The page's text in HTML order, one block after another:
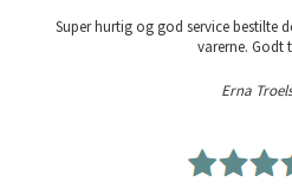
Super hurtig og god service bestilte
varerne. Godt
Erna